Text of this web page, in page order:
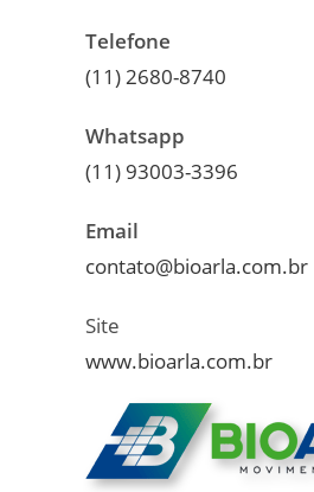
Telefone
(11) 2680-8740
Whatsapp
(11) 93003-3396
Email
contato@bioarla.com.br
Site
www.bioarla.com.br